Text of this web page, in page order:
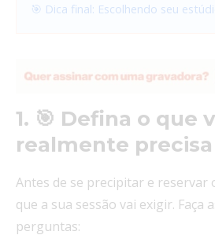
🎯 Dica final: Escolhendo seu
1. 🎯 Defina o que
realmente precisa
Antes de se precipitar e reservar
que a sua sessão vai exigir. Faça
perguntas: